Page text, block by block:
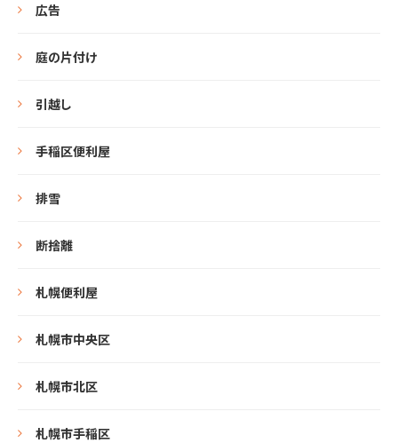
広告
庭の片付け
引越し
手稲区便利屋
排雪
断捨離
札幌便利屋
札幌市中央区
札幌市北区
札幌市手稲区